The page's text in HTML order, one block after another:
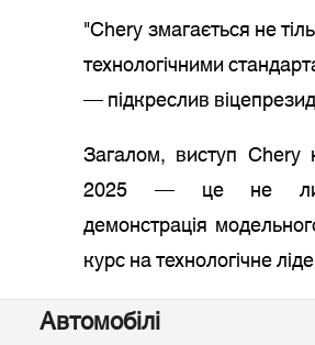
"Chery змагається не
технологічними
— підкреслив
Загалом, виступ
2025 — це не
демонстрація
курс на технологічне
Автомобілі